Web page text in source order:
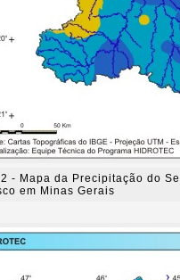
- Mapa da Precipitação do
em Minas Gerais